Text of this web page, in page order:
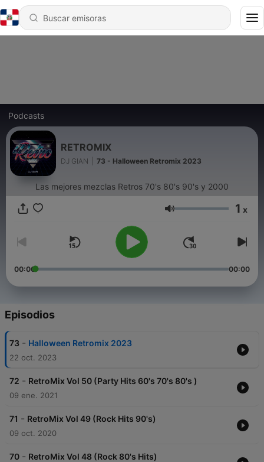
Podcasts
RETROMIX
DJ GIAN 73 - Halloween Retromix 2023
Las mejores mezclas Retros 70's 80's 90's y 2000
Volumen 1 x
00:00 00:00
Episodios
73 - Halloween Retromix 2023
22 oct. 2023
72 - RetroMix Vol 50 (Party Hits 60's 70's 80's )
09 ene. 2021
71 - RetroMix Vol 49 (Rock Hits 90's)
09 oct. 2020
70 - RetroMix Vol 48 (Rock 80's Hits)